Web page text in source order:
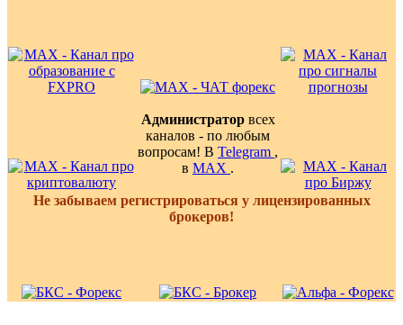
Администраторвсех
каналов - по любым
вопросам! В Telegram ,
в MAX .
Не забываем регистрироваться у лицензированных
брокеров!